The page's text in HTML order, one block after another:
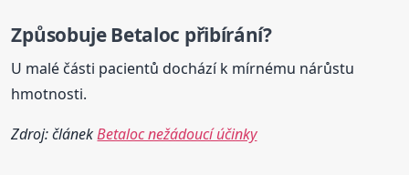
ZpůsobujeBetaloc přibírání?
U malé části pacientů dochází k mírnému nárůstu
hmotnosti.
Zdroj: článekBetaloc nežádoucí účinky